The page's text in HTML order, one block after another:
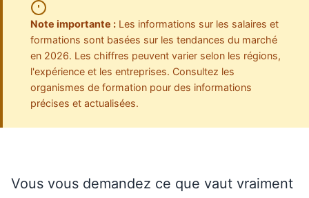
Note importante : Les informations sur les salaires et
formations sont basées sur les tendances du marché
en 2026. Les chiffres peuvent varier selon les régions,
l'expérience et les entreprises. Consultez les
organismes de formation pour des informations
précises et actualisées.
Vous vous demandez ce que vaut vraiment